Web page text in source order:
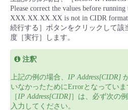
Please correct the values before running
XXX.XX.XX.XX is not in CIDR
続行する］ボタンをクリックして該
度［実行］します。
注釈
上記の例の場合、 IP Address[CIDR]
いなかったためにErrorとなっていま
［ IP Address[CIDR]］は、必ず次の
入力してください。